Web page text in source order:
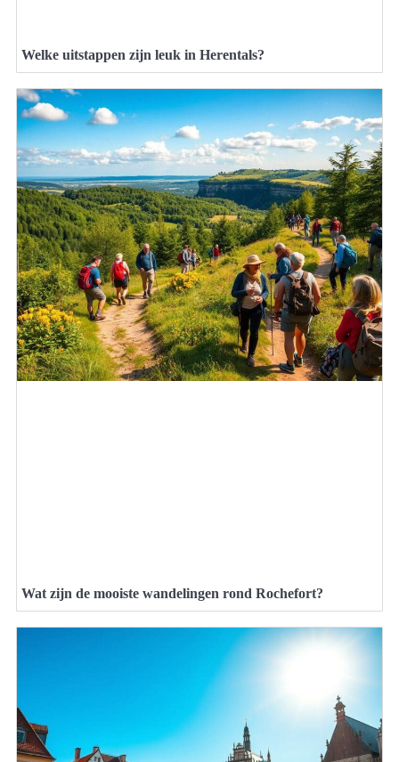
Welke uitstappen zijn leuk in Herentals?
Wat zijn de mooiste wandelingen rond Rochefort?